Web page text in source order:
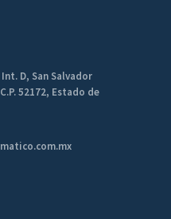
D, San Salvador
52172, Estado de